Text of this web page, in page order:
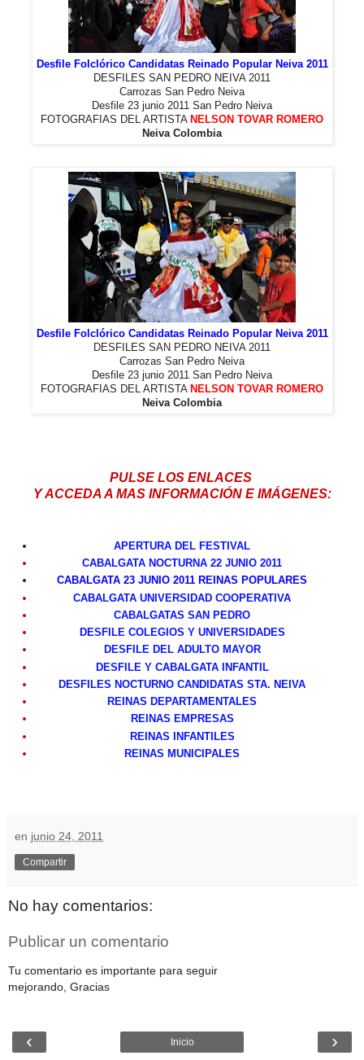
Desfile Folclórico Candidatas Reinado Popular Neiva 2011
DESFILES SAN PEDRO NEIVA 2011
Carrozas San Pedro Neiva
Desfile 23 junio 2011 San Pedro Neiva
FOTOGRAFIAS DEL ARTISTA NELSON TOVAR ROMERO
Neiva Colombia
Desfile Folclórico Candidatas Reinado Popular Neiva 2011
DESFILES SAN PEDRO NEIVA 2011
Carrozas San Pedro Neiva
Desfile 23 junio 2011 San Pedro Neiva
FOTOGRAFIAS DEL ARTISTA NELSON TOVAR ROMERO
Neiva Colombia
PULSE LOS ENLACES
Y ACCEDA A MAS INFORMACIÓN E IMÁGENES:
APERTURA DEL FESTIVAL
CABALGATA NOCTURNA 22 JUNIO 2011
CABALGATA 23 JUNIO 2011 REINAS POPULARES
CABALGATA UNIVERSIDAD COOPERATIVA
CABALGATAS SAN PEDRO
DESFILE COLEGIOS Y UNIVERSIDADES
DESFILE DEL ADULTO MAYOR
DESFILE Y CABALGATA INFANTIL
DESFILES NOCTURNO CANDIDATAS STA. NEIVA
REINAS DEPARTAMENTALES
REINAS EMPRESAS
REINAS INFANTILES
REINAS MUNICIPALES
en junio 24, 2011
Compartir
No hay comentarios:
Publicar un comentario
Tu comentario es importante para seguir
mejorando, Gracias
‹ ›
Inicio